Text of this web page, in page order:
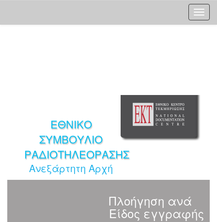
ΕΘΝΙΚΟ
ΣΥΜΒΟΥΛΙΟ
ΡΑΔΙΟΤΗΛΕΟΡΑΣΗΣ
Ανεξάρτητη Αρχή
Πλοήγηση ανά
Είδος εγγραφής